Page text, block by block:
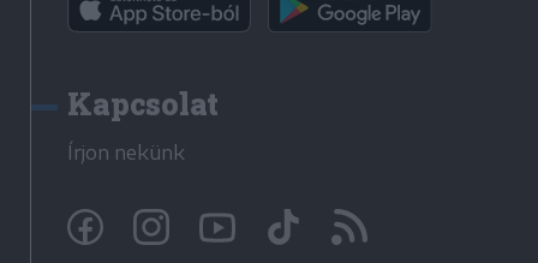
Kapcsolat
Írjon nekünk